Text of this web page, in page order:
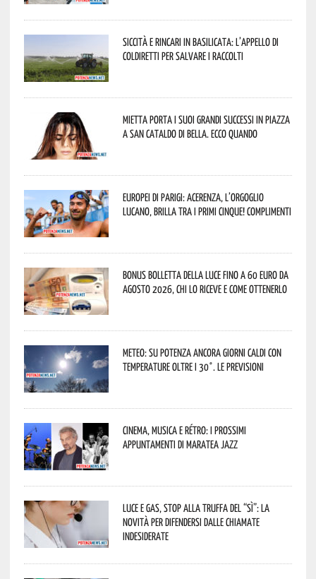
Siccità e rincari in Basilicata: l’appello di
Coldiretti per salvare i raccolti
Mietta porta i suoi grandi successi in piazza
a San Cataldo di Bella. Ecco quando
Europei di Parigi: Acerenza, l’orgoglio
lucano, brilla tra i primi cinque! Complimenti
Bonus bolletta della luce fino a 60 euro da
agosto 2026, chi lo riceve e come ottenerlo
Meteo: su Potenza ancora giorni caldi con
temperature oltre i 30°. Le previsioni
Cinema, musica e rétro: i prossimi
appuntamenti di Maratea Jazz
Luce e gas, stop alla truffa del “Sì”: la
novità per difendersi dalle chiamate
indesiderate